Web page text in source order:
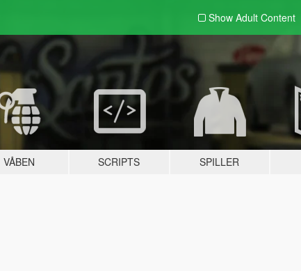
Show Adult Content
VÅBEN SCRIPTS SPILLER